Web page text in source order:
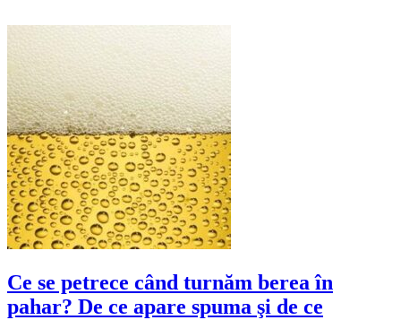
Ce se petrece când turnăm berea în
pahar? De ce apare spuma şi de ce